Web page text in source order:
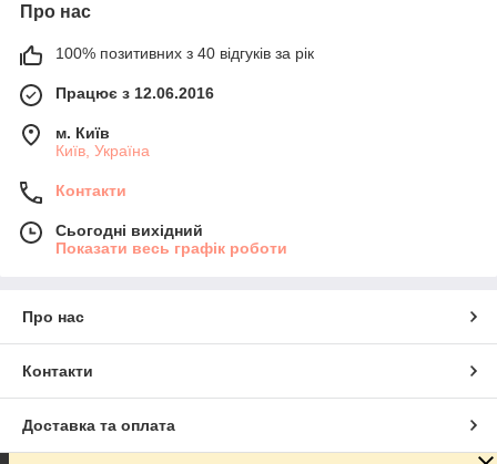
Про нас
100% позитивних з 40 відгуків за рік
Працює з 12.06.2016
м. Київ
Київ, Україна
Контакти
Сьогодні вихідний
Показати весь графік роботи
Про нас
Контакти
Доставка та оплата